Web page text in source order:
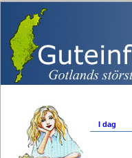
I dag